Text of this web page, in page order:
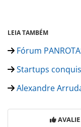
LEIA TAMBÉM
Fórum
Startups